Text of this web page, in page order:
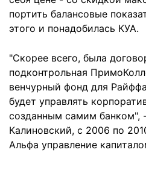
портить балансовые
этого и понадобилась КУА.
"Скорее всего, была
подконтрольная
венчурный фонд для
будет управлять
созданным самим банком",
Калиновский, с 2006 по
Альфа управление